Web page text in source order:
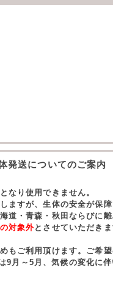
発送についてのご案内
なり使用できません。
すが、生体の安全が保障
道・青森・秋田ならびに
対象外とさせていただき
ご利用頂けます。ご希望
月～5月、気候の変化に